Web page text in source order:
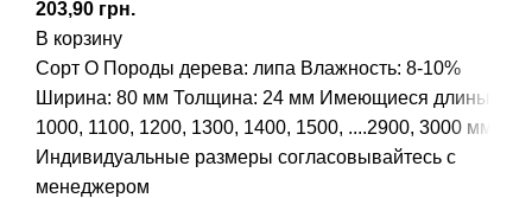
грн.
В корзину
Сорт О Породы дерева: липа Влажность: 8-10%
Ширина: 80 мм Толщина: 24 мм Имеющиеся длины:
1000, 1100, 1200, 1300, 1400, 1500, ....2900, 3000 мм
Индивидуальные размеры согласовывайтесь с
менеджером